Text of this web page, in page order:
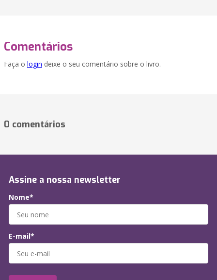
Comentários
Faça o login deixe o seu comentário sobre o livro.
0 comentários
Assine a nossa newsletter
Nome*
E-mail*